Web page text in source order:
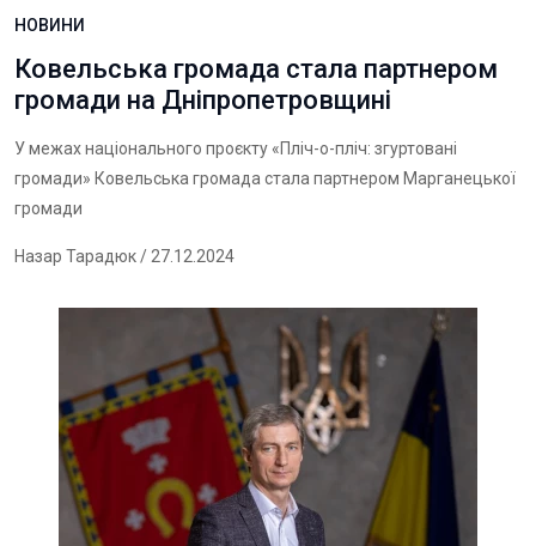
НОВИНИ
Ковельська громада стала партнером
громади на Дніпропетровщині
У межах національного проєкту «Пліч-о-пліч: згуртовані
громади» Ковельська громада стала партнером Марганецької
громади
Назар Тарадюк/ 27.12.2024